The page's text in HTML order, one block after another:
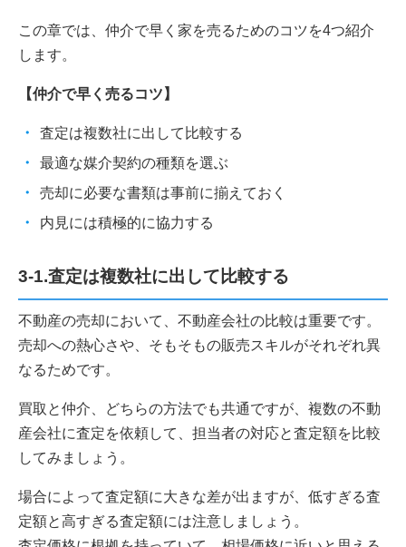
この章では、仲介で早く家を売るためのコツを4つ紹介
します。
【仲介で早く売るコツ】
査定は複数社に出して比較する
最適な媒介契約の種類を選ぶ
売却に必要な書類は事前に揃えておく
内見には積極的に協力する
3-1.査定は複数社に出して比較する
不動産の売却において、不動産会社の比較は重要です。
売却への熱心さや、そもそもの販売スキルがそれぞれ異
なるためです。
買取と仲介、どちらの方法でも共通ですが、複数の不動
産会社に査定を依頼して、担当者の対応と査定額を比較
してみましょう。
場合によって査定額に大きな差が出ますが、低すぎる査
定額と高すぎる査定額には注意しましょう。